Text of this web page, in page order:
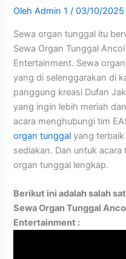
OlehAdmin 1/03/10/2025
Sewa organ tunggal itu
Sewa Organ Tunggal
Entertainment. Sewa
yang di selenggarakan di
panggung kreasi Dufan
yang ingin lebih meriah
acara menghubungi tim
organ tunggal yang
sediakan. Dan untuk
organ tunggal lengkap.
Berikut ini adalah salah
Sewa Organ Tunggal
Entertainment :